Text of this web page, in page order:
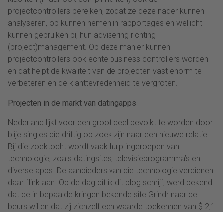
projectcontrollers bereiken, zodat ze deze nader kunnen
analyseren, op kunnen nemen in rapportages en wellicht
kunnen gebruiken bij hun advisering richting
(project)management. Op deze manier kunnen
projectcontrollers ook echte business controllers worden
en dat helpt de kwaliteit van de projecten vast enorm te
verbeteren en de klanttevredenheid te vergroten.
Projecten in de markt van datingapps
Nederland lijkt voor een groot deel bevolkt te worden door
blije singles die driftig op zoek zijn naar een nieuwe relatie.
Bij die zoektocht wordt vaak hulp ingeroepen van
technologie, zoals datingsites, televisieprogramma’s en
diverse apps. De aanbieders van die technologie verdienen
daar flink aan. Op de dag dit ik dit blog schrijf, werd bekend
dat de in bepaalde kringen bekende site Grindr naar de
beurs wil en dat zij zichzelf een waarde toekennen van $ 2,1